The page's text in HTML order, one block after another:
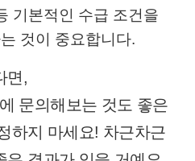
기본적인 수급 조건을
것이 중요합니다.
면,
문의해보는 것도 좋은
하지 마세요! 차근차근